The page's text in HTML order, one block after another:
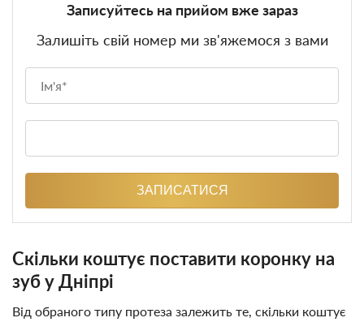
Записуйтесь на прийом вже зараз
Залишіть свій номер ми зв'яжемося з вами
ЗАПИСАТИСЯ
Скільки коштує поставити коронку на
зуб у Дніпрі
Від обраного типу протеза залежить те, скільки коштує